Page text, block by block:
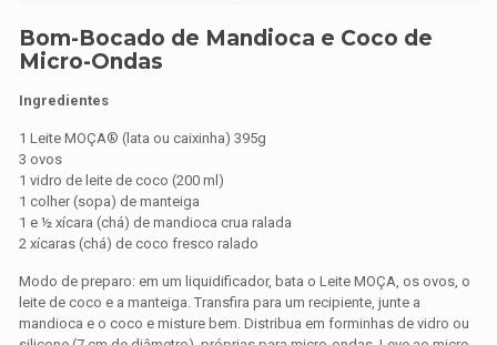
Bom-Bocado de Mandioca e Coco de
Micro-Ondas
Ingredientes
1 Leite MOÇA® (lata ou caixinha) 395g
3 ovos
1 vidro de leite de coco (200 ml)
1 colher (sopa) de manteiga
1 e ½ xícara (chá) de mandioca crua ralada
2 xícaras (chá) de coco fresco ralado
Modo de preparo: em um liquidificador, bata o Leite MOÇA, os ovos, o
leite de coco e a manteiga. Transfira para um recipiente, junte a
mandioca e o coco e misture bem. Distribua em forminhas de vidro ou